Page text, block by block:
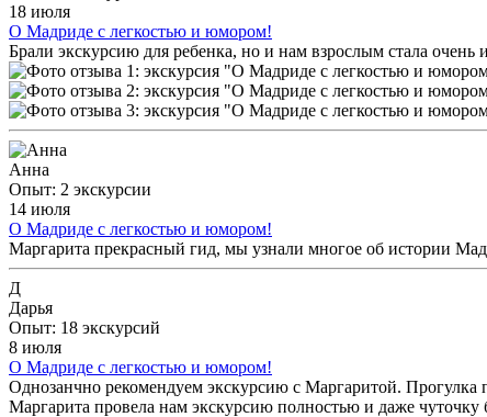
18 июля
О Мадриде с легкостью и юмором!
Брали экскурсию для ребенка, но и нам взрослым стала очень
Анна
Опыт: 2 экскурсии
14 июля
О Мадриде с легкостью и юмором!
Маргарита прекрасный гид, мы узнали многое об истории
Д
Дарья
Опыт: 18 экскурсий
8 июля
О Мадриде с легкостью и юмором!
Однозанчно рекомендуем экскурсию с Маргаритой. Прогулка
Маргарита провела нам экскурсию полностью и даже